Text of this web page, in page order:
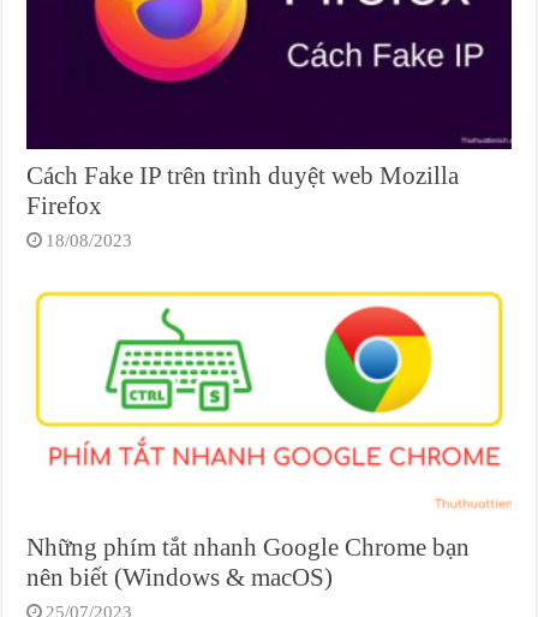
Cách Fake IP trên trình duyệt web Mozilla
Firefox
18/08/2023
Những phím tắt nhanh Google Chrome bạn
nên biết (Windows & macOS)
25/07/2023